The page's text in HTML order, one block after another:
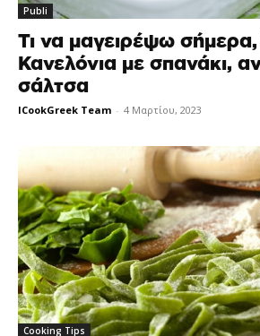
Publi
Τι να μαγειρέψω
Κανελόνια με σπανάκι,
σάλτσα
ICookGreek Team - 4 Μαρτίου, 2023
Cooking Tips